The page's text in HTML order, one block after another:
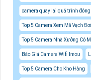
camera quay lại quá trình
Top 5 Camera Xem Mã Vạch
Top 5 Camera Nhà Xưởng Có
Báo Giá Camera Wifi Imou
Top 5 Camera Cho Kho Hàng